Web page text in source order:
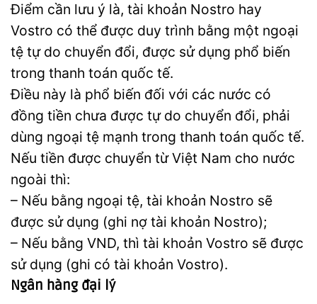
Điểm cần lưu ý là, tài khoản Nostro hay
Vostro có thể được duy trình bằng một ngoại
tệ tự do chuyển đổi, được sử dụng phổ biến
trong thanh toán quốc tế.
Điều này là phổ biến đối với các nước có
đồng tiền chưa được tự do chuyển đổi, phải
dùng ngoại tệ mạnh trong thanh toán quốc tế.
Nếu tiền được chuyển từ Việt Nam cho nước
ngoài thì:
– Nếu bằng ngoại tệ, tài khoản Nostro sẽ
được sử dụng (ghi nợ tài khoản Nostro);
– Nếu bằng VND, thì tài khoản Vostro sẽ được
sử dụng (ghi có tài khoản Vostro).
Ngân hàng đại lý